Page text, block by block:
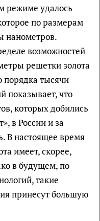
режиме удалось
по размерам
нанометров.
возможностей
решетки золота
порядка тысячи
показывает, что
которых добились
в России и за
В настоящее время
имеет, скорее,
в будущем, по
такие
принесут большую